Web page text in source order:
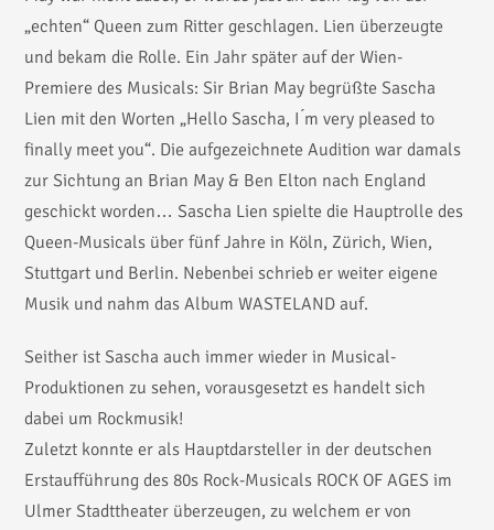
„echten“ Queen zum Ritter geschlagen. Lien überzeugte
und bekam die Rolle. Ein Jahr später auf der Wien-
Premiere des Musicals: Sir Brian May begrüßte Sascha
Lien mit den Worten „Hello Sascha, I ́m very pleased to
finally meet you“. Die aufgezeichnete Audition war damals
zur Sichtung an Brian May & Ben Elton nach England
geschickt worden… Sascha Lien spielte die Hauptrolle des
Queen-Musicals über fünf Jahre in Köln, Zürich, Wien,
Stuttgart und Berlin. Nebenbei schrieb er weiter eigene
Musik und nahm das Album WASTELAND auf.
Seither ist Sascha auch immer wieder in Musical-
Produktionen zu sehen, vorausgesetzt es handelt sich
dabei um Rockmusik!
Zuletzt konnte er als Hauptdarsteller in der deutschen
Erstaufführung des 80s Rock-Musicals ROCK OF AGES im
Ulmer Stadttheater überzeugen, zu welchem er von